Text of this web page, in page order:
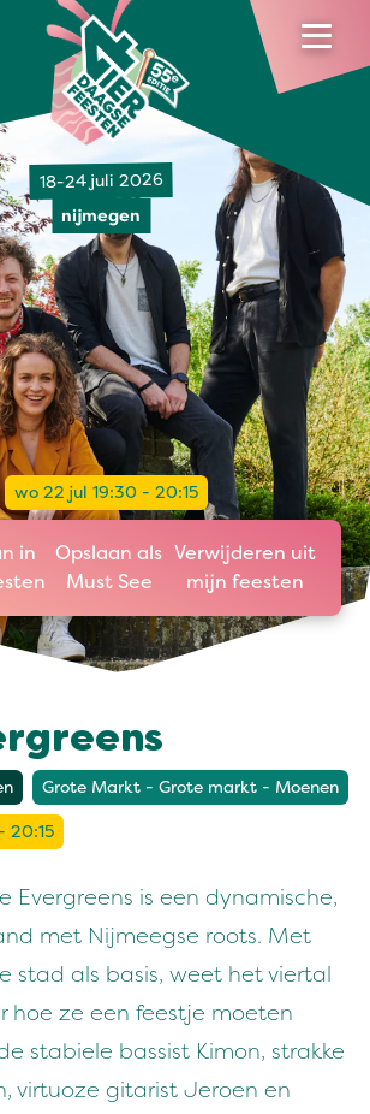
18-24 juli 2026
nijmegen
wo 22 jul 19:30 - 20:15
in
Opslaan als
Must See
Verwijderen uit
mijn feesten
Grote Markt - Grote markt - Moenen
20:15
Evergreens is een dynamische,
met Nijmeegse roots. Met
stad als basis, weet het viertal
hoe ze een feestje moeten
stabiele bassist Kimon, strakke
virtuoze gitarist Jeroen en